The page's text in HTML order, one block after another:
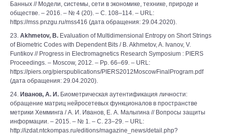
Банных // Модели, системы, сети в экономике, технике, природе и
обществе. – 2016. – № 4 (20). – С. 108–114. – URL:
https://mss.pnzgu.ru/mss416 (дата обращения: 29.04.2020).
23. Akhmetov, B. Evaluation of Multidimensional Entropy on Short Strings
of Biometric Codes with Dependent Bits / B. Akhmetov, A. Ivanov, V.
Funtikov // Progress in Electromagnetics Research Symposium : PIERS
Proceedings. – Moscow, 2012. – Pp. 66–69. – URL:
https://piers.org/pierspublications/PIERS2012MoscowFinalProgram.pdf
(дата обращения: 29.04.2020).
24. Иванов, А. И. Биометрическая аутентификация личности:
обращение матриц нейросетевых функционалов в пространстве
метрики Хемминга / А. И. Иванов, Е. А. Малыгина // Вопросы защиты
информации. – 2015. – № 1. – С. 23–29. – URL:
http://izdat.ntckompas.ru/editions/magazine_news/detail.php?